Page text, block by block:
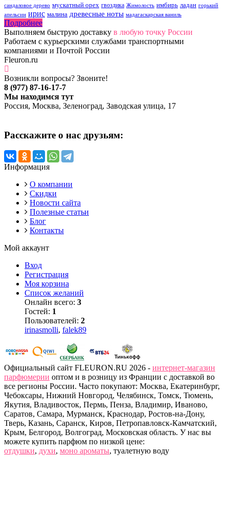
сандаловое дерево мускатный орех гвоздика Жимолость имбирь ладан горький
апельсин ирис малина древесные ноты мадагаскарская ваниль
Подробнее
Выполняем быструю доставку в любую точку России
Работаем с курьерскими службами транспортными
компаниями и Почтой России
Fleuron.ru
Возникли вопросы? Звоните!
8 (977) 87-16-17-7
Мы находимся тут
Россия, Москва, Зеленоград, Заводская улица, 17
Расскажите о нас друзьям:
Информация
О компании
Скидки
Новости сайта
Полезные статьи
Блог
Контакты
Мой аккаунт
Вход
Регистрация
Моя корзина
Список желаний
Онлайн всего: 3
Гостей: 1
Пользователей: 2
irinasmolli, falek89
Официальный сайт FLEURON.RU 2026 - интернет-магазин
парфюмерии оптом и в розницу из Франции с доставкой во
все регионы России. Часто покупают: Москва, Екатеринбург,
Чебоксары, Нижний Новгород, Челябинск, Томск, Тюмень,
Якутия, Владивосток, Пермь, Пенза, Владимир, Иваново,
Саратов, Самара, Мурманск, Краснодар, Ростов-на-Дону,
Тверь, Казань, Саранск, Киров, Петропавловск-Камчатский,
Крым, Белгород, Волгоград, Московская область. У нас вы
можете купить парфюм по низкой цене:
отдушки, духи, моно ароматы, туалетную воду